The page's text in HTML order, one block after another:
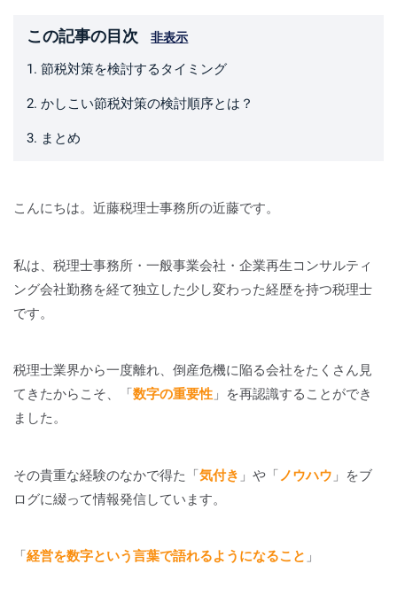
この記事の目次 非表示
1. 節税対策を検討するタイミング
2. かしこい節税対策の検討順序とは？
3. まとめ
こんにちは。近藤税理士事務所の近藤です。
私は、税理士事務所・一般事業会社・企業再生コンサルティ
ング会社勤務を経て独立した少し変わった経歴を持つ税理士
です。
税理士業界から一度離れ、倒産危機に陥る会社をたくさん見
てきたからこそ、「数字の重要性 」を再認識することができ
ました。
その貴重な経験のなかで得た「気付き 」や「 ノウハウ 」をブ
ログに綴って情報発信しています。
「経営を数字という言葉で語れるようになること 」